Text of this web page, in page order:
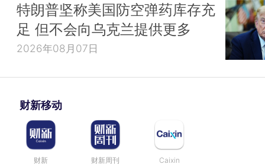
特朗普坚称美国防空弹药库存充
足 但不会向乌克兰提供更多
2026年08月07日
财新移动
财新 财新周刊 Caixin